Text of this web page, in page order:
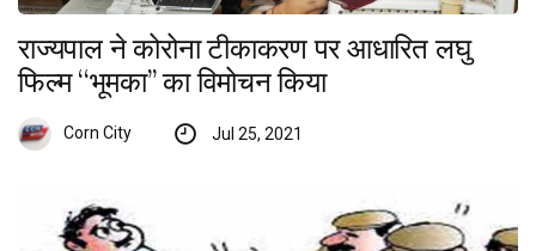
राज्यपाल ने कोरोना टीकाकरण पर आधारित लघु
फिल्म ‘‘भूमका’’ का विमोचन किया
Corn City Jul 25, 2021